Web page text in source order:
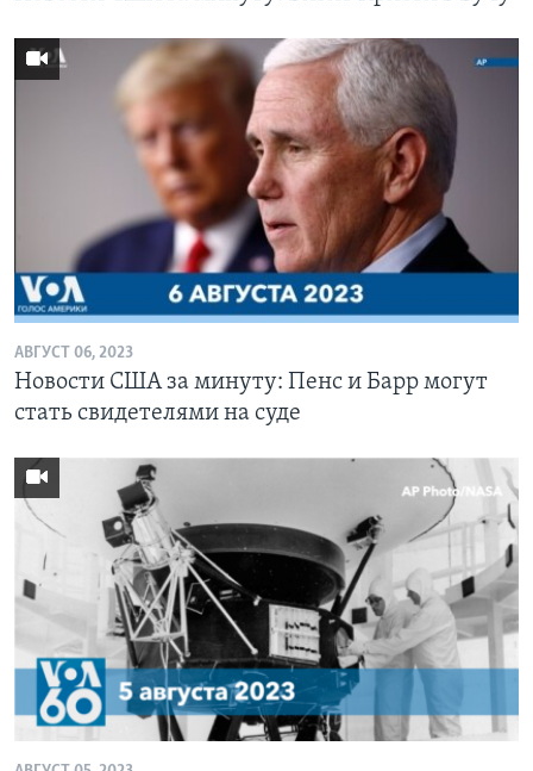
АВГУСТ 06, 2023
Новости США за минуту: Пенс и Барр могут
стать свидетелями на суде